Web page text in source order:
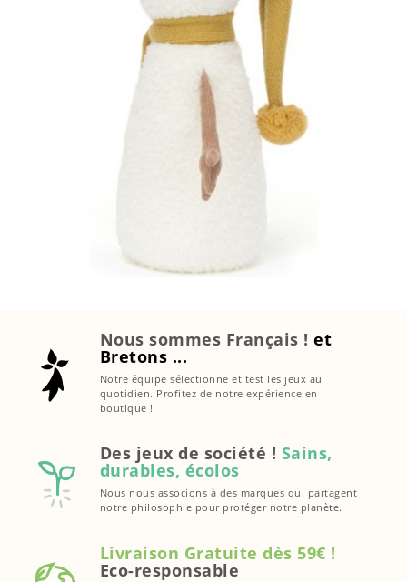
Nous sommes Français !et
Bretons ...
Notre équipe sélectionne et test les jeux au
quotidien. Profitez de notre expérience en
boutique !
Des jeux de société ! Sains,
durables, écolos
Nous nous associons à des marques qui partagent
notre philosophie pour protéger notre planète.
Livraison Gratuite dès 59€ !
Eco-responsable